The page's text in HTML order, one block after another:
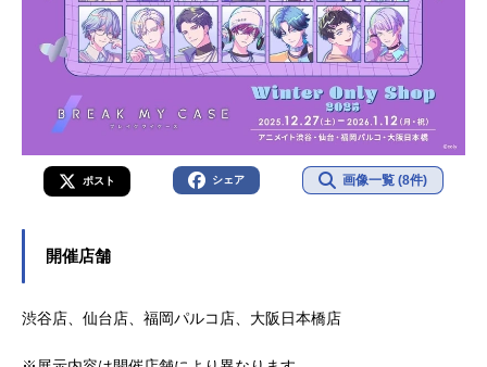
ポスト シェア 画像一覧 (8件)
開催店舗
渋谷店、仙台店、福岡パルコ店、大阪日本橋店